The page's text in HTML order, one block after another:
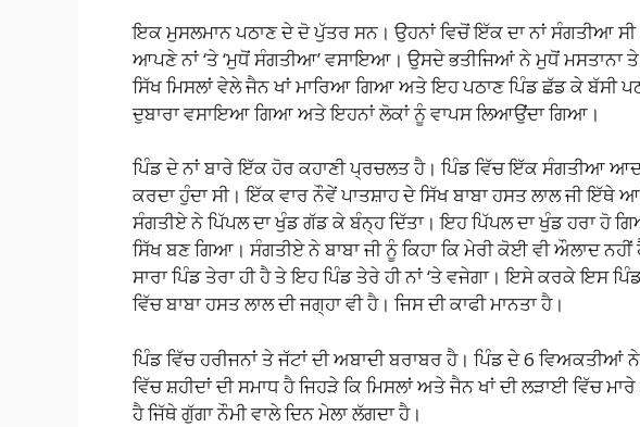
ਇਕ ਮੁਸਲਮਾਨ ਪਠਾਣ ਦੇ ਦੋ ਪੁੱਤਰ ਸਨ। ਉਹਨਾਂ ਵਿਚੋਂ ਇੱਕ ਦਾ ਨਾਂ ਸੰਗਤੀਆ
ਆਪਣੇ ਨਾਂ ‘ਤੇ ‘ਮੁਧੋਂ ਸੰਗਤੀਆ’ ਵਸਾਇਆ। ਉਸਦੇ ਭਤੀਜਿਆਂ ਨੇ ਮੁਧੋਂ ਮਸਤਾਨਾ ਤੇ
ਸਿੱਖ ਮਿਸਲਾਂ ਵੇਲੇ ਜੈਨ ਖਾਂ ਮਾਰਿਆ ਗਿਆ ਅਤੇ ਇਹ ਪਠਾਣ ਪਿੰਡ ਛੱਡ ਕੇ ਬੱਸੀ
ਦੁਬਾਰਾ ਵਸਾਇਆ ਗਿਆ ਅਤੇ ਇਹਨਾਂ ਲੋਕਾਂ ਨੂੰ ਵਾਪਸ ਲਿਆਉਂਦਾ ਗਿਆ।
ਪਿੰਡ ਦੇ ਨਾਂ ਬਾਰੇ ਇੱਕ ਹੋਰ ਕਹਾਣੀ ਪ੍ਰਚਲਤ ਹੈ। ਪਿੰਡ ਵਿੱਚ ਇੱਕ ਸੰਗਤੀਆ
ਕਰਦਾ ਹੁੰਦਾ ਸੀ। ਇੱਕ ਵਾਰ ਨੌਵੇਂ ਪਾਤਸ਼ਾਹ ਦੇ ਸਿੱਖ ਬਾਬਾ ਹਸਤ ਲਾਲ ਜੀ ਇੱਥੇ
ਸੰਗਤੀਏ ਨੇ ਪਿੱਪਲ ਦਾ ਖੁੰਡ ਗੱਡ ਕੇ ਬੰਨ੍ਹ ਦਿੱਤਾ। ਇਹ ਪਿੱਪਲ ਦਾ ਖੁੰਡ ਹਰਾ ਹੋ
ਸਿੱਖ ਬਣ ਗਿਆ। ਸੰਗਤੀਏ ਨੇ ਬਾਬਾ ਜੀ ਨੂੰ ਕਿਹਾ ਕਿ ਮੇਰੀ ਕੋਈ ਵੀ ਔਲਾਦ
ਸਾਰਾ ਪਿੰਡ ਤੇਰਾ ਹੀ ਹੈ ਤੇ ਇਹ ਪਿੰਡ ਤੇਰੇ ਹੀ ਨਾਂ ‘ਤੇ ਵਜੇਗਾ। ਇਸੇ ਕਰਕੇ ਇਸ
ਵਿੱਚ ਬਾਬਾ ਹਸਤ ਲਾਲ ਦੀ ਜਗ੍ਹਾ ਵੀ ਹੈ। ਜਿਸ ਦੀ ਕਾਫੀ ਮਾਨਤਾ ਹੈ।
ਪਿੰਡ ਵਿੱਚ ਹਰੀਜਨਾਂ ਤੇ ਜੱਟਾਂ ਦੀ ਅਬਾਦੀ ਬਰਾਬਰ ਹੈ। ਪਿੰਡ ਦੇ 6 ਵਿਅਕਤੀਆਂ
ਵਿੱਚ ਸ਼ਹੀਦਾਂ ਦੀ ਸਮਾਧ ਹੈ ਜਿਹੜੇ ਕਿ ਮਿਸਲਾਂ ਅਤੇ ਜੈਨ ਖਾਂ ਦੀ ਲੜਾਈ ਵਿੱਚ
ਹੈ ਜਿੱਥੇ ਗੁੱਗਾ ਨੌਮੀ ਵਾਲੇ ਦਿਨ ਮੇਲਾ ਲੱਗਦਾ ਹੈ।